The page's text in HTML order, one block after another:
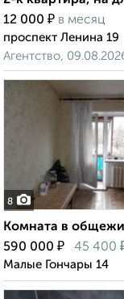
12 000 ₽ в месяц
проспект Ленина 19
Агентство,
8
Комната в
590 000 ₽ 45 400
Малые Гончары 14